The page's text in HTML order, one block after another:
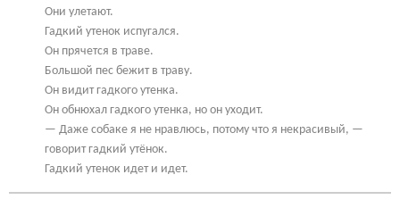
Они улетают.
Гадкий утенок испугался.
Он прячется в траве.
Большой пес бежит в траву.
Он видит гадкого утенка.
Он обнюхал гадкого утенка, но он уходит.
— Даже собаке я не нравлюсь, потому что я некрасивый, —
говорит гадкий утёнок.
Гадкий утенок идет и идет.